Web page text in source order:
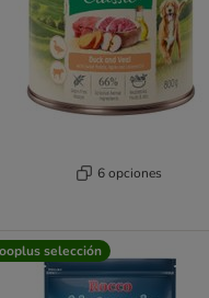
6 opciones
selección